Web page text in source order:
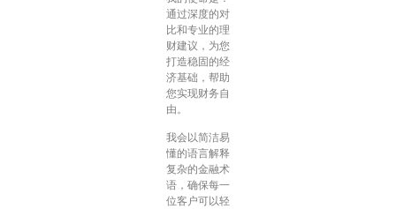
通过深度的对
比和专业的理
财建议，为您
打造稳固的经
济基础，帮助
您实现财务自
由。
我会以简洁易
懂的语言解释
复杂的金融术
语，确保每一
位客户可以轻